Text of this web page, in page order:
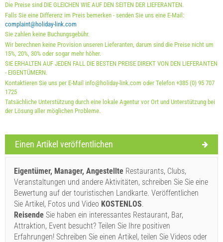
Obligatorisch:Anmeldung der Gäste (01.07. - 31.08): 10
EUR (once - per_person), Anmeldung der Gäste (01.01 -
30.06. / 01.09. - 31.12.): 5 EUR (once - per_person)
Buchen Sie und warten auf Bestätigung
Wenn Sie nicht sofort buchen möchten und weitere Fragen
haben, füllen Sie diese bitte aus und klicken Sie auf
"Anfrage senden".
Die Preise sind DIE GLEICHEN WIE AUF DEN SEITEN DER LIEFERANTEN.
Falls Sie eine Differenz im Preis bemerken - senden Sie uns eine E-Mail:
complaint@holiday-link.com
Sie zahlen keine Buchungsgebühr.
Wir berechnen keine Provision unseren Lieferanten, darum sind die Preise nicht um
15%, 20%, 30% oder sogar mehr höher.
SIE ERHALTEN AUF JEDEN FALL DIE BESTEN PREISE DIREKT VON DEN LIEFERANTEN
- EIGENTÜMERN.
Kontaktieren Sie uns per E-Mail info@holiday-link.com oder Telefon +385 (0) 95 707
1725
Tatsächliche Unterstützung durch eine lokale Agentur vor Ort und Unterstützung bei
der Lösung aller möglichen Probleme.
Einen Artikel veröffentlichen
Eigentümer, Manager, Angestellte Restaurants, Clubs,
Veranstaltungen und andere Aktivitäten, schreiben Sie Sie eine
Bewertung auf der touristischen Landkarte. Veröffentlichen
Sie Artikel, Fotos und Video KOSTENLOS.
Reisende Sie haben ein interessantes Restaurant, Bar,
Attraktion, Event besucht? Teilen Sie Ihre positiven
Erfahrungen! Schreiben Sie einen Artikel, teilen Sie Videos oder